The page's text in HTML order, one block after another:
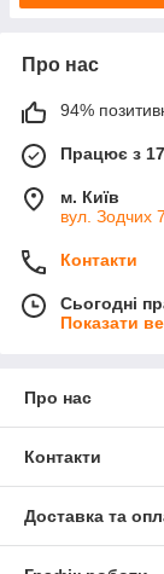
Про нас
94%
Працює з
м. Київ
вул. Зодчих
Контакти
Сьогодні
Показати
Про нас
Контакти
Доставка та